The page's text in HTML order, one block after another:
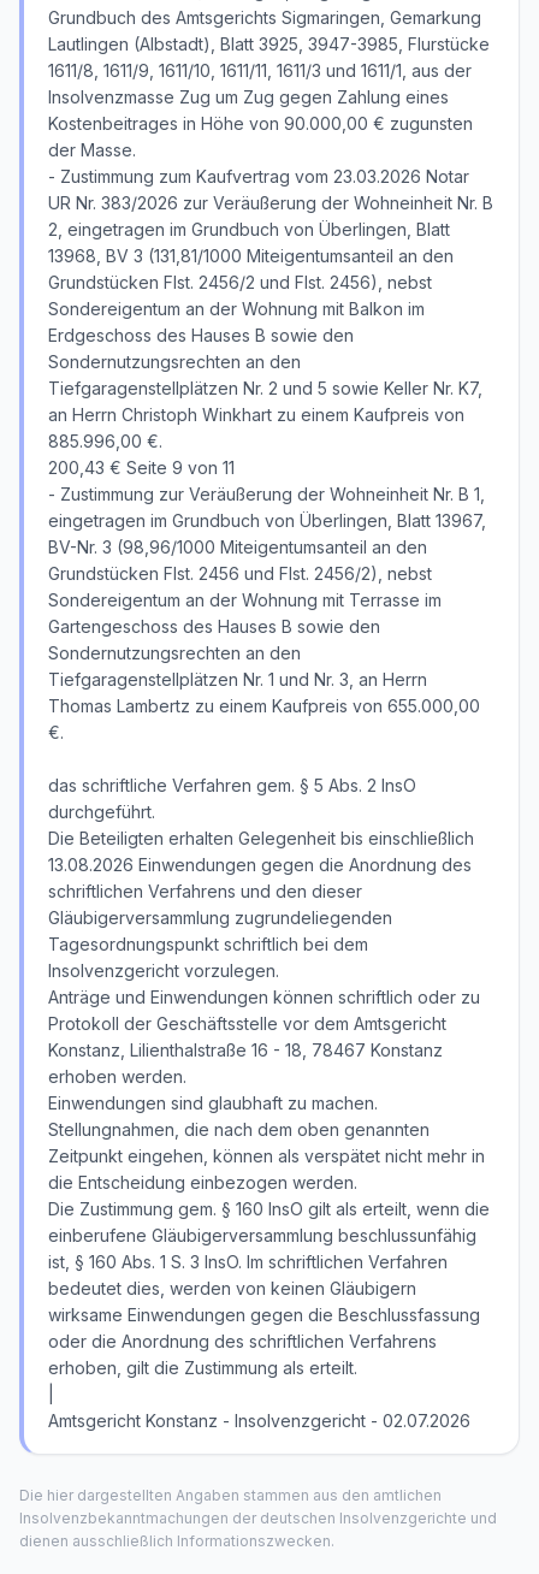
Grundbuch des Amtsgerichts Sigmaringen, Gemarkung
Lautlingen (Albstadt), Blatt 3925, 3947-3985, Flurstücke
1611/8, 1611/9, 1611/10, 1611/11, 1611/3 und 1611/1, aus der
Insolvenzmasse Zug um Zug gegen Zahlung eines
Kostenbeitrages in Höhe von 90.000,00 € zugunsten
der Masse.
- Zustimmung zum Kaufvertrag vom 23.03.2026 Notar
UR Nr. 383/2026 zur Veräußerung der Wohneinheit Nr. B
2, eingetragen im Grundbuch von Überlingen, Blatt
13968, BV 3 (131,81/1000 Miteigentumsanteil an den
Grundstücken Flst. 2456/2 und Flst. 2456), nebst
Sondereigentum an der Wohnung mit Balkon im
Erdgeschoss des Hauses B sowie den
Sondernutzungsrechten an den
Tiefgaragenstellplätzen Nr. 2 und 5 sowie Keller Nr. K7,
an Herrn Christoph Winkhart zu einem Kaufpreis von
885.996,00 €.
200,43 € Seite 9 von 11
- Zustimmung zur Veräußerung der Wohneinheit Nr. B 1,
eingetragen im Grundbuch von Überlingen, Blatt 13967,
BV-Nr. 3 (98,96/1000 Miteigentumsanteil an den
Grundstücken Flst. 2456 und Flst. 2456/2), nebst
Sondereigentum an der Wohnung mit Terrasse im
Gartengeschoss des Hauses B sowie den
Sondernutzungsrechten an den
Tiefgaragenstellplätzen Nr. 1 und Nr. 3, an Herrn
Thomas Lambertz zu einem Kaufpreis von 655.000,00
€.
das schriftliche Verfahren gem. § 5 Abs. 2 InsO
durchgeführt.
Die Beteiligten erhalten Gelegenheit bis einschließlich
13.08.2026 Einwendungen gegen die Anordnung des
schriftlichen Verfahrens und den dieser
Gläubigerversammlung zugrundeliegenden
Tagesordnungspunkt schriftlich bei dem
Insolvenzgericht vorzulegen.
Anträge und Einwendungen können schriftlich oder zu
Protokoll der Geschäftsstelle vor dem Amtsgericht
Konstanz, Lilienthalstraße 16 - 18, 78467 Konstanz
erhoben werden.
Einwendungen sind glaubhaft zu machen.
Stellungnahmen, die nach dem oben genannten
Zeitpunkt eingehen, können als verspätet nicht mehr in
die Entscheidung einbezogen werden.
Die Zustimmung gem. § 160 InsO gilt als erteilt, wenn die
einberufene Gläubigerversammlung beschlussunfähig
ist, § 160 Abs. 1 S. 3 InsO. Im schriftlichen Verfahren
bedeutet dies, werden von keinen Gläubigern
wirksame Einwendungen gegen die Beschlussfassung
oder die Anordnung des schriftlichen Verfahrens
erhoben, gilt die Zustimmung als erteilt.
Amtsgericht Konstanz - Insolvenzgericht - 02.07.2026
Die hier dargestellten Angaben stammen aus den amtlichen
Insolvenzbekanntmachungen der deutschen Insolvenzgerichte und
dienen ausschließlich Informationszwecken.